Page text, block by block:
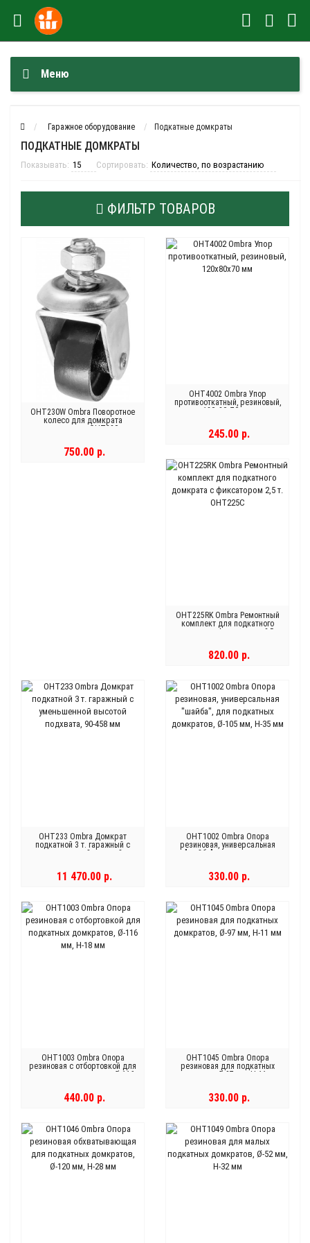
Меню
Гаражное оборудование Подкатные домкраты
ПОДКАТНЫЕ ДОМКРАТЫ
Показывать: Сортировать:
ФИЛЬТР ТОВАРОВ
OHT230W Ombra Поворотное
колесо для домкрата
подкатного OHT230
750.00 р.
OHT4002 Ombra Упор
противооткатный, резиновый,
120х80х70 мм
245.00 р.
OHT225RK Ombra Ремонтный
комплект для подкатного
домкрата с фиксатором 2,5 т.
820.00 р.
OHT233 Ombra Домкрат
подкатной 3 т. гаражный с
уменьшенной высотой
11 470.00 р.
OHT1002 Ombra Опора
резиновая, универсальная
"шайба", для подкатных
330.00 р.
OHT1003 Ombra Опора
резиновая с отбортовкой для
подкатных домкратов, Ø-116
440.00 р.
OHT1045 Ombra Опора
резиновая для подкатных
домкратов, Ø-97 мм, Н-11 мм
330.00 р.